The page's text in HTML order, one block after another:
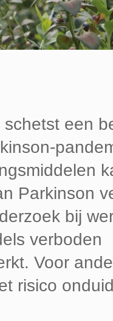
een
Parkinson
bij
verboden
Voor
risico